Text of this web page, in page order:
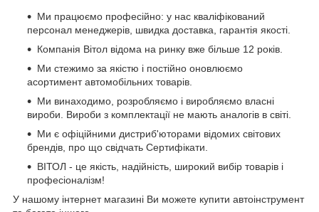
Ми працюємо професійно: у нас кваліфікований
персонал менеджерів, швидка доставка, гарантія якості.
Компанія Вітол відома на ринку вже більше 12 років.
Ми стежимо за якістю і постійно оновлюємо
асортимент автомобільних товарів.
Ми винаходимо, розробляємо і виробляємо власні
вироби. Вироби з комплектації не мають аналогів в світі.
Ми є офіційними дистриб'юторами відомих світових
брендів, про що свідчать Сертифікати.
ВІТОЛ - це якість, надійність, широкий вибір товарів і
професіоналізм!
У нашому інтернет магазині Ви можете купити автоінструмент